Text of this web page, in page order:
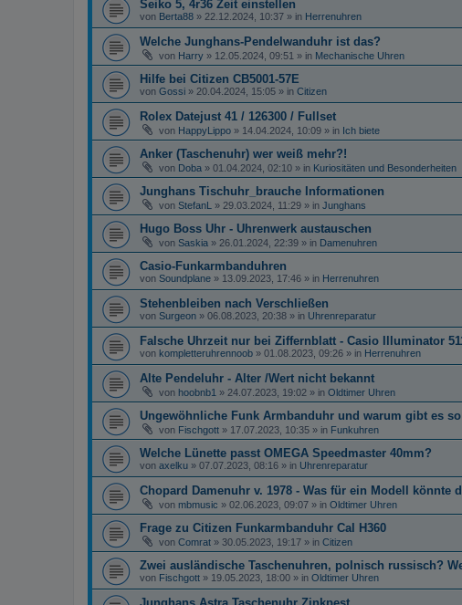
Seiko 5, 4r36 Zeit einstellen
von Berta88 » 22.12.2024, 10:37 » in Herrenuhren
Welche Junghans-Pendelwanduhr ist das?
von Harry » 12.05.2024, 09:51 » in Mechanische Uhren
Hilfe bei Citizen CB5001-57E
von Gossi » 20.04.2024, 15:05 » in Citizen
Rolex Datejust 41 / 126300 / Fullset
von HappyLippo » 14.04.2024, 10:09 » in Ich biete
Anker (Taschenuhr) wer weiß mehr?!
von Doba » 01.04.2024, 02:10 » in Kuriositäten und Besonderheiten
Junghans Tischuhr_brauche Informationen
von StefanL » 29.03.2024, 11:29 » in Junghans
Hugo Boss Uhr - Uhrenwerk austauschen
von Saskia » 26.01.2024, 22:39 » in Damenuhren
Casio-Funkarmbanduhren
von Soundplane » 13.09.2023, 17:46 » in Herrenuhren
Stehenbleiben nach Verschließen
von Surgeon » 06.08.2023, 20:38 » in Uhrenreparatur
Falsche Uhrzeit nur bei Ziffernblatt - Casio Illuminator
von kompletteruhrennoob » 01.08.2023, 09:26 » in Herrenuhren
Alte Pendeluhr - Alter /Wert nicht bekannt
von hoobnb1 » 24.07.2023, 19:02 » in Oldtimer Uhren
Ungewöhnliche Funk Armbanduhr und warum gibt es
von Fischgott » 17.07.2023, 10:35 » in Funkuhren
Welche Lünette passt OMEGA Speedmaster 40mm?
von axelku » 07.07.2023, 08:16 » in Uhrenreparatur
Chopard Damenuhr v. 1978 - Was für ein Modell könnte
von mbmusic » 02.06.2023, 09:07 » in Oldtimer Uhren
Frage zu Citizen Funkarmbanduhr Cal H360
von Comrat » 30.05.2023, 19:17 » in Citizen
Zwei ausländische Taschenuhren, polnisch russisch?
von Fischgott » 19.05.2023, 18:00 » in Oldtimer Uhren